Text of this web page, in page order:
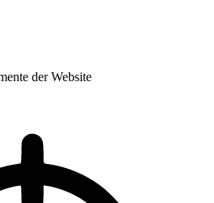
der Website